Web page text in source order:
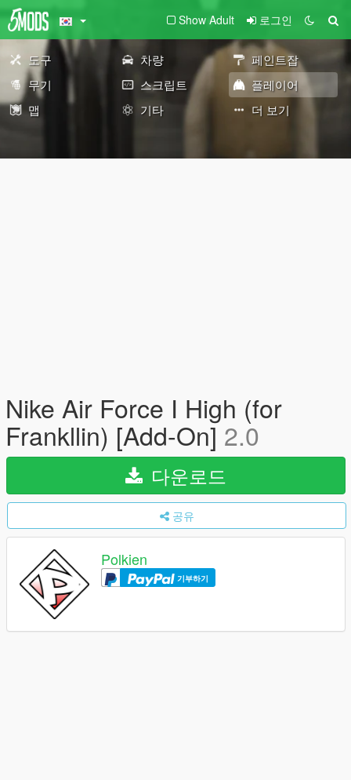
Show Adult 로그인
도구 차량
페인트잡
무기
스크립트
플레이어
맵
기타 더 보기
Nike Air Force I High (for
Frankllin) [Add-On]2.0
다운로드
공유
Polkien
기부하기